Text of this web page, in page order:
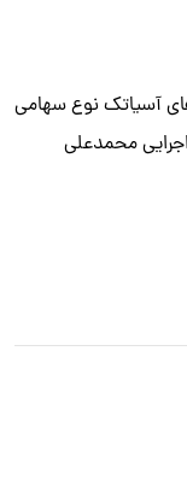
آسیاتک نوع سهامی
محمدعلی